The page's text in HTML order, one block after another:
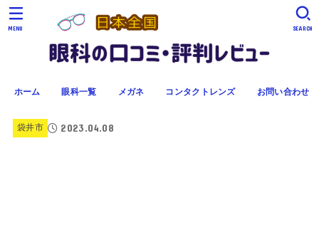
ホーム 眼科一覧 メガネ コンタクトレンズ お問い合わせ
SEARCH
MENU
袋井市 2023.04.08